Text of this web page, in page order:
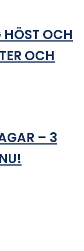
HÖST OCH
OCH
– 3